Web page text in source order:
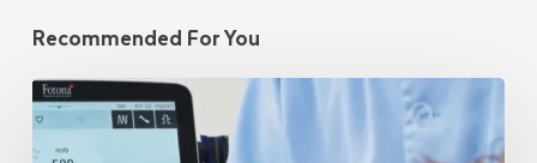
Recommended For You